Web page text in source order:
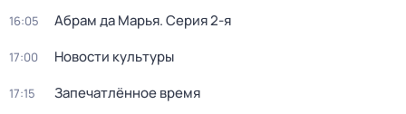
16:05 Абрам да Марья. Серия 2-я
17:00 Новости культуры
17:15 Запечатлённое время